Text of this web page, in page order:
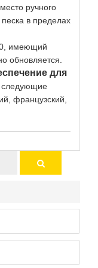
ручного
в пределах
имеющий
обновляется.
для
следующие
французский,